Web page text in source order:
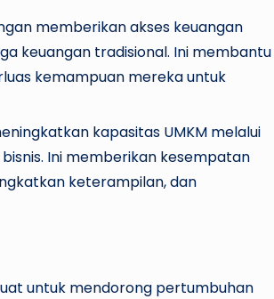
memberikan akses keuangan
keuangan tradisional. Ini membantu
kemampuan mereka untuk
kapasitas UMKM melalui
Ini memberikan kesempatan
keterampilan, dan
untuk mendorong pertumbuhan